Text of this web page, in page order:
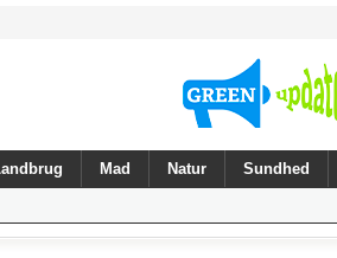
Mad Natur Sundhed